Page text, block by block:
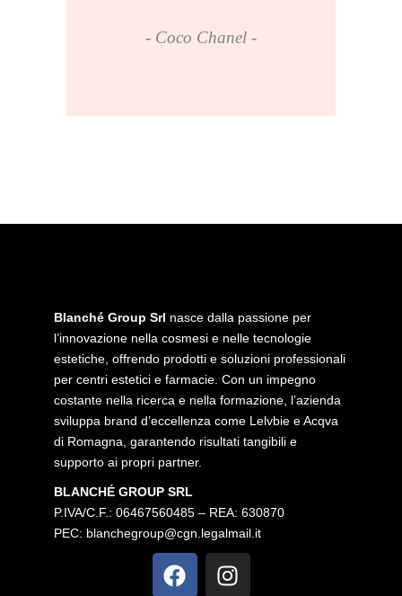
Coco Chanel
Blanché Group Srl nasce dalla passione per
l’innovazione nella cosmesi e nelle tecnologie
estetiche, offrendo prodotti e soluzioni professionali
per centri estetici e farmacie. Con un impegno
costante nella ricerca e nella formazione, l’azienda
sviluppa brand d’eccellenza come Lelvbie e Acqva
di Romagna, garantendo risultati tangibili e
supporto ai propri partner.
BLANCHÉ GROUP SRL
P.IVA/C.F.: 06467560485 – REA: 630870
PEC: blanchegroup@cgn.legalmail.it